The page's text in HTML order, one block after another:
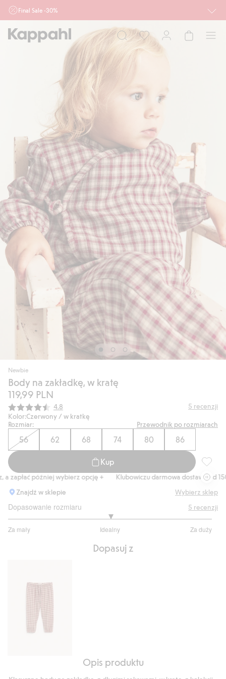
Final Sale -30%
działu outlet do 10.8 w sklepach Kappahl i Newbie oraz na kappahl.com. Ofert
nie łączymy
Mężczyzna Dziecko
Newbie
Body na zakładkę, w kratę
119,99 PLN
Średnia ocena:
4.8 5 recenzji
Kolor:Czerwony / w kratkę
Rozmiar:
Przewodnik po rozmiarach
56 62 68 74 80 86
Kup
Body
później wybierz opcję +
Klubowiczu darmowa dostawa od 150 zł
Znajdź w sklepie
Wybierz sklep
Dopasowanie rozmiaru
Za mały Idealny Za duży
na
5 recenzji
Dopasuj z
Opis produktu